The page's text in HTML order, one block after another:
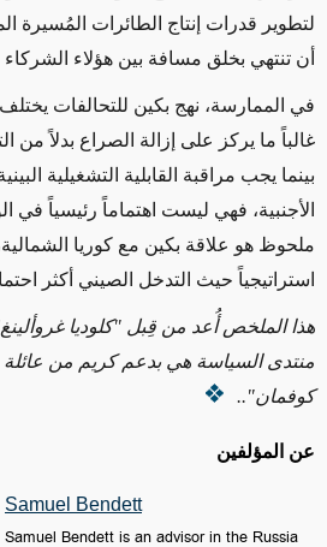
لتطوير قدرات إنتاج الطائرات المُسيرة
أن تنتهي بخلق مسافة بين هؤلاء الشركاء
في الممارسة، نهج بكين للتحالفات
غالباً ما يركز على إزالة الصراع بدلاً من
بينما يجب مراقبة القابلية التشغيلية
الأجنبية، فهي ليست اهتماماً رئيسياً في
ملحوظ هو علاقة بكين مع كوريا
استراتيجياً حيث التدخل الصيني أكثر
هذا الملخص أُعد من قِبل "كلوديا
منتدى السياسة هي بدعم كريم من
كوفمان"..
عن المؤلفين
Samuel Bendett
Samuel Bendett is an advisor in the Russia